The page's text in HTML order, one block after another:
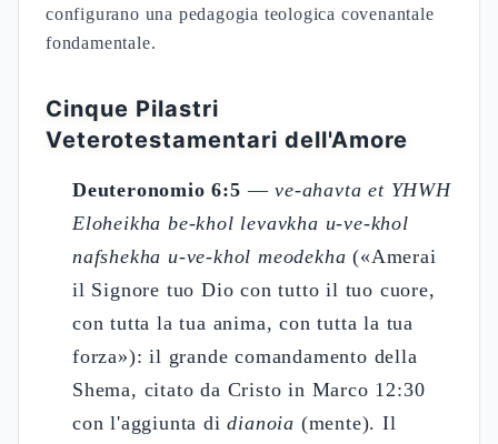
configurano una pedagogia teologica covenantale
fondamentale.
Cinque Pilastri
Veterotestamentari dell'Amore
Deuteronomio 6:5 —ve-ahavta et YHWH
Eloheikha be-khol levavkha u-ve-khol
nafshekha u-ve-khol meodekha («Amerai
il Signore tuo Dio con tutto il tuo cuore,
con tutta la tua anima, con tutta la tua
forza»): il grande comandamento della
Shema, citato da Cristo in Marco 12:30
con l'aggiunta didianoia (mente). Il